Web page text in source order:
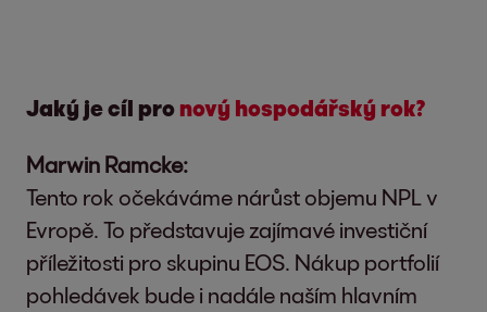
Jaký je cíl pro nový hospodářský rok?
Marwin Ramcke:
Tento rok očekáváme nárůst objemu NPL v
Evropě. To představuje zajímavé investiční
příležitosti pro skupinu EOS. Nákup portfolií
pohledávek bude i nadále naším hlavním